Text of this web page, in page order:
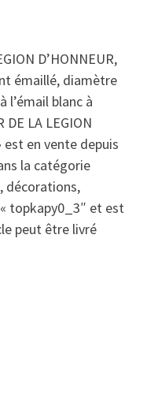
D’HONNEUR,
émaillé, diamètre
l’émail blanc à
DE LA LEGION
est en vente depuis
la catégorie
décorations,
topkapy0_3″ et est
peut être livré